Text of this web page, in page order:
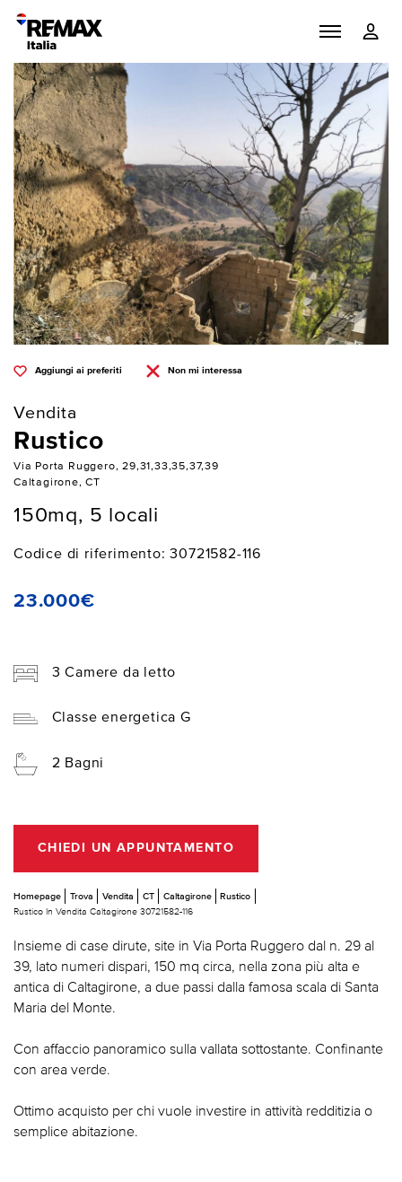
Aggiungi ai preferiti Non mi interessa
Vendita
Rustico
Via Porta Ruggero, 29,31,33,35,37,39
Caltagirone, CT
150mq, 5 locali
Codice di riferimento: 30721582-116
23.000€
3 Camere da letto
Classe energetica G
2 Bagni
CHIEDI UN APPUNTAMENTO
Homepage Trova Vendita CT Caltagirone
Rustico
Rustico In Vendita Caltagirone 30721582-116
Insieme di case dirute, site in Via Porta Ruggero dal n. 29 al
39, lato numeri dispari, 150 mq circa, nella zona più alta e
antica di Caltagirone, a due passi dalla famosa scala di Santa
Maria del Monte.
Con affaccio panoramico sulla vallata sottostante. Confinante
con area verde.
Ottimo acquisto per chi vuole investire in attività redditizia o
semplice abitazione.